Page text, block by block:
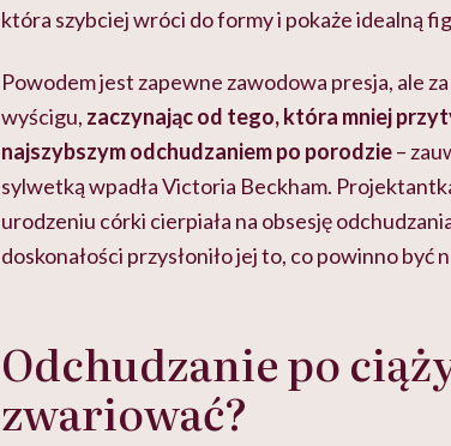
która szybciej wróci do formy i pokaże idealną
Powodem jest zapewne zawodowa presja, ale
wyścigu, zaczynając od tego, która mniej
najszybszym odchudzaniem po porodzie–
sylwetką wpadła Victoria Beckham.
urodzeniu córki cierpiała na obsesję
doskonałości przysłoniło jej to, co powinno
Odchudzanie po
zwariować?